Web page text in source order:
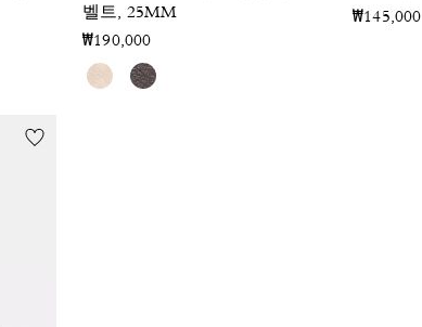
벨트, 25MM
₩190,000
₩145,000